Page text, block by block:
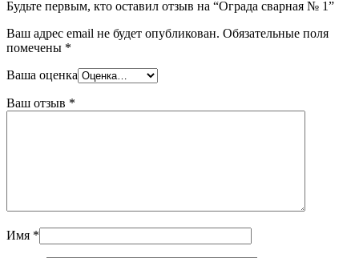
Будьте первым, кто оставил отзыв на “Ограда сварная № 1”
Ваш адрес email не будет опубликован. Обязательные поля
помечены *
Ваша оценка
Ваш отзыв *
Имя *